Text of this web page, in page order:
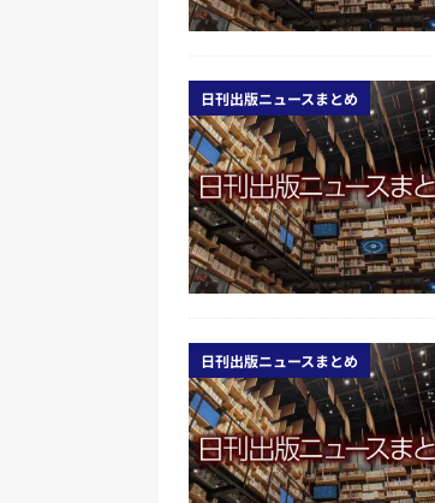
日刊出版ニュースまとめ
日刊出版ニュースまとめ